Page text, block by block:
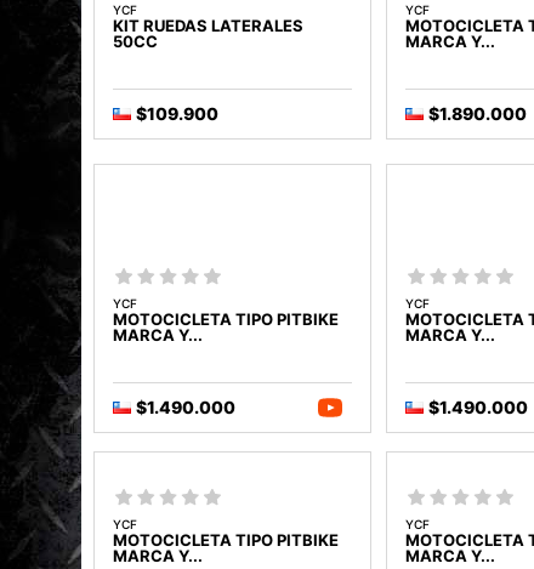
YCF
KIT RUEDAS LATERALES
50CC
$109.900
YCF
MOTOCICLETA
MARCA Y...
$1.890.000
YCF
MOTOCICLETA TIPO PITBIKE
MARCA Y...
$1.490.000
YCF
MOTOCICLETA
MARCA Y...
$1.490.000
YCF
MOTOCICLETA TIPO PITBIKE
MARCA Y...
YCF
MOTOCICLETA
MARCA Y...